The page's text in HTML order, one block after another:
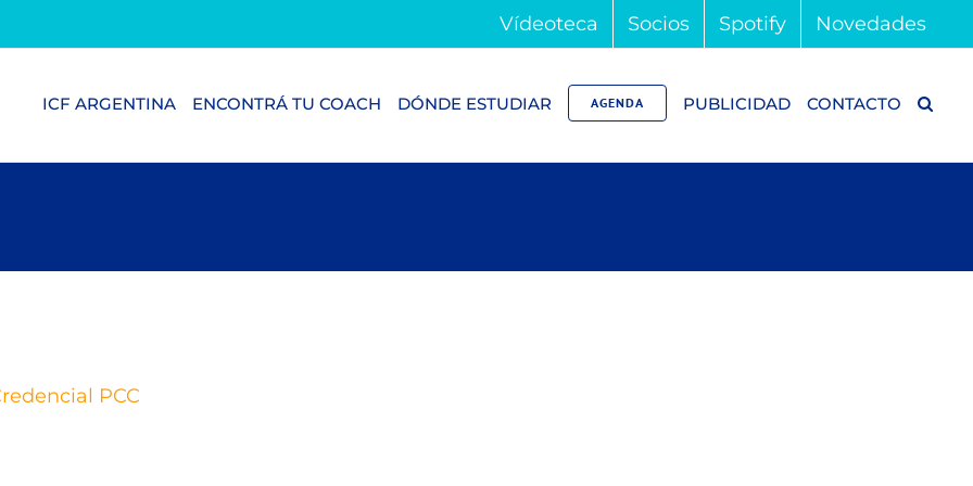
Vídeoteca Socios Spotify Novedades
ICF ARGENTINA ENCONTRÁ TU COACH DÓNDE ESTUDIAR AGENDA PUBLICIDAD CONTACTO
PCC